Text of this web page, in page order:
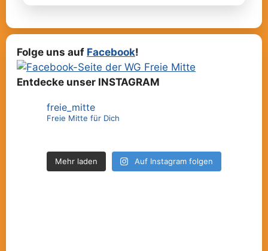
Folge uns auf Facebook!
Entdecke unser INSTAGRAM
freie_mitte
Freie Mitte für Dich
Mehr laden Auf Instagram folgen